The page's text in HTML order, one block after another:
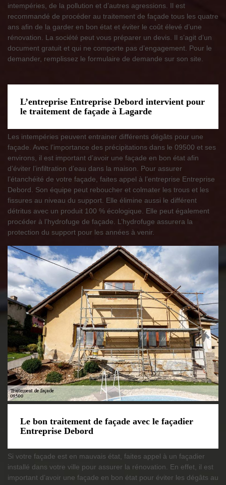
intempéries, de la pollution et d’autres agressions. Il est
recommandé de procéder au traitement de façade tous les quatre
ans afin de la garder en bon état et éviter le coût élevé d’une
rénovation. La société peut vous préparer un devis. Il s’agit d’un
document gratuit et qui ne comporte pas d’engagement. Pour le
demander, remplissez le formulaire de demande sur son site.
L’entreprise Entreprise Debord intervient pour
le traitement de façade à Lagarde
Les intempéries peuvent entrainer différents dégâts pour une
façade. Avec l’importance des précipitations dans le 09500 et ses
environs, il est important d’avoir une façade en bon état afin
d’éviter l’infiltration d’eau dans la maison. Pour assurer
l’étanchéité de votre façade, faites appel à l’entreprise Entreprise
Debord. Son équipe peut reboucher et colmater les trous et les
fissures au niveau du support. Elle élimine aussi le différent
détritus avec un produit 100 % écologique. Elle peut également
procéder à l’hydrofuge de façade. L’hydrofuge assurera la
protection du support pour les années à venir.
Le bon traitement de façade avec le façadier
Entreprise Debord
Si votre façade est en mauvais état, faites appel à un façadier
installé dans votre ville pour assurer la rénovation. En effet, il est
important d’avoir une façade en bon état pour éviter les dégâts au